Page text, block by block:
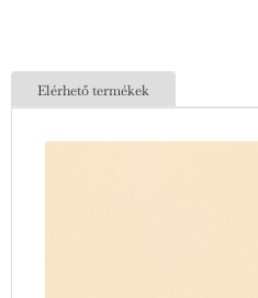
Elérhető termékek